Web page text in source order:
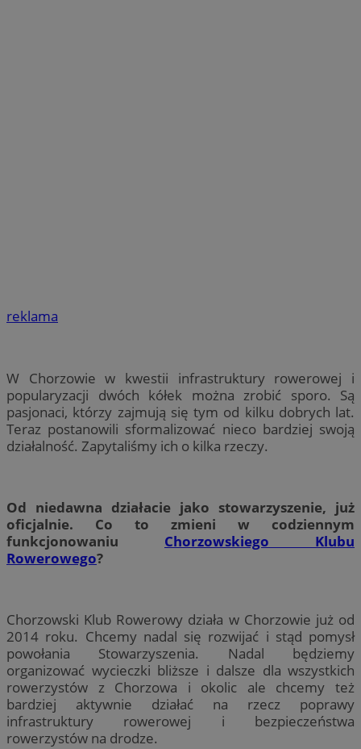
reklama
W Chorzowie w kwestii infrastruktury rowerowej i
popularyzacji dwóch kółek można zrobić sporo. Są
pasjonaci, którzy zajmują się tym od kilku dobrych lat.
Teraz postanowili sformalizować nieco bardziej swoją
działalność. Zapytaliśmy ich o kilka rzeczy.
Od niedawna działacie jako stowarzyszenie, już
oficjalnie. Co to zmieni w codziennym
funkcjonowaniu Chorzowskiego Klubu
Rowerowego?
Chorzowski Klub Rowerowy działa w Chorzowie już od
2014 roku. Chcemy nadal się rozwijać i stąd pomysł
powołania Stowarzyszenia. Nadal będziemy
organizować wycieczki bliższe i dalsze dla wszystkich
rowerzystów z Chorzowa i okolic ale chcemy też
bardziej aktywnie działać na rzecz poprawy
infrastruktury rowerowej i bezpieczeństwa
rowerzystów na drodze.